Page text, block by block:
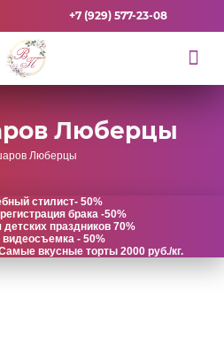
+7 (929) 577-23-08
Люберцы
Люберцы
стилист- 50%
брака -50%
детских праздников 70%
видеосъемка - 50%
вкусные торты 2000 руб./кг.